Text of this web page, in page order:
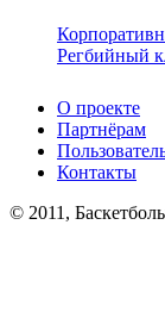
Регбийный
О проекте
Партнёрам
Контакты
© 2011,